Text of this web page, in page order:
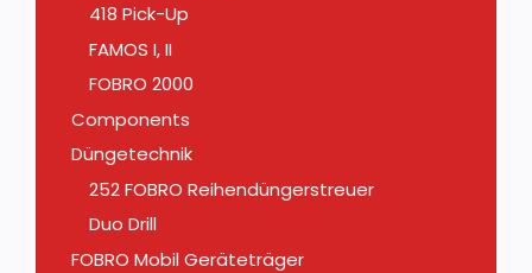
418 Pick-Up
FAMOS I, II
FOBRO 2000
Components
Düngetechnik
252 FOBRO Reihendüngerstreuer
Duo Drill
FOBRO Mobil Geräteträger